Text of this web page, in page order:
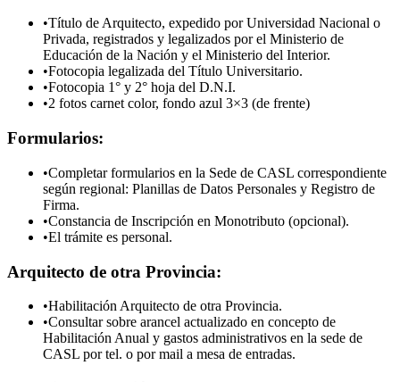
•Título de Arquitecto, expedido por Universidad Nacional o
Privada, registrados y legalizados por el Ministerio de
Educación de la Nación y el Ministerio del Interior.
•Fotocopia legalizada del Título Universitario.
•Fotocopia 1° y 2° hoja del D.N.I.
•2 fotos carnet color, fondo azul 3×3 (de frente)
Formularios:
•Completar formularios en la Sede de CASL correspondiente
según regional: Planillas de Datos Personales y Registro de
Firma.
•Constancia de Inscripción en Monotributo (opcional).
•El trámite es personal.
Arquitecto de otra Provincia:
•Habilitación Arquitecto de otra Provincia.
•Consultar sobre arancel actualizado en concepto de
Habilitación Anual y gastos administrativos en la sede de
CASL por tel. o por mail a mesa de entradas.